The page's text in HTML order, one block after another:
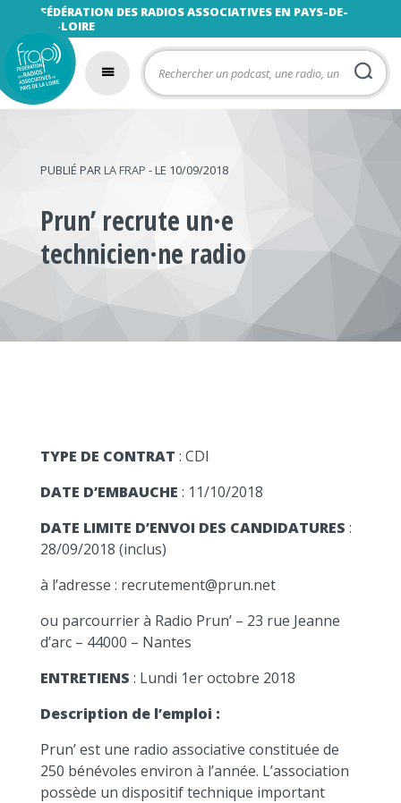
FÉDÉRATION DES RADIOS ASSOCIATIVES EN PAYS-DE-
LA-LOIRE
PUBLIÉ PAR LA FRAP - LE 10/09/2018
Prun’ recrute un·e
technicien·ne radio
TYPE DE CONTRAT : CDI
DATE D’EMBAUCHE : 11/10/2018
DATE LIMITE D’ENVOI DES CANDIDATURES :
28/09/2018 (inclus)
à l’adresse : recrutement@prun.net
ou parcourrier à Radio Prun’ – 23 rue Jeanne
d’arc – 44000 – Nantes
ENTRETIENS : Lundi 1er octobre 2018
Description de l’emploi :
Prun’ est une radio associative constituée de
250 bénévoles environ à l’année. L’association
possède un dispositif technique important